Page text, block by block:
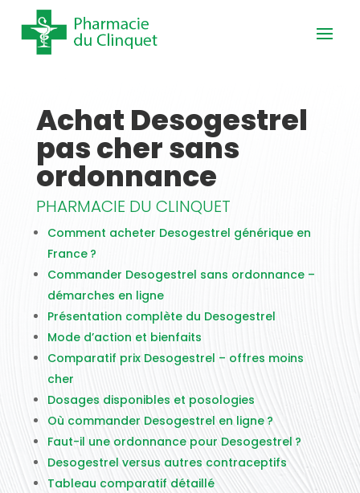
Achat Desogestrel
pas cher sans
ordonnance
PHARMACIE DU CLINQUET
Comment acheter Desogestrel générique en
France ?
Commander Desogestrel sans ordonnance –
démarches en ligne
Présentation complète du Desogestrel
Mode d’action et bienfaits
Comparatif prix Desogestrel – offres moins
cher
Dosages disponibles et posologies
Où commander Desogestrel en ligne ?
Faut-il une ordonnance pour Desogestrel ?
Desogestrel versus autres contraceptifs
Tableau comparatif détaillé